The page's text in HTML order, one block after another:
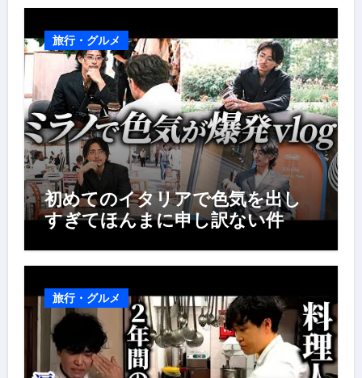
旅行・グルメ
初めてのイタリアで色気を出し
すぎてほんまに申し訳ない件
旅行・グルメ